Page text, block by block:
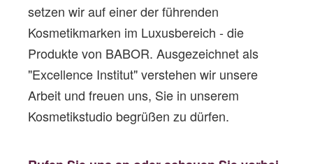
setzen wir auf einer der führenden
Kosmetikmarken im Luxusbereich - die
Produkte von BABOR. Ausgezeichnet als
"Excellence Institut" verstehen wir unsere
Arbeit und freuen uns, Sie in unserem
Kosmetikstudio begrüßen zu dürfen.